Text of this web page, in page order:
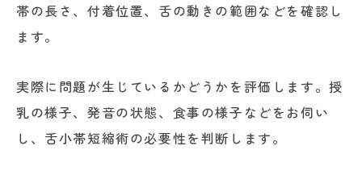
帯の長さ、付着位置、舌の動きの範囲などを確認し
ます。
実際に問題が生じているかどうかを評価します。授
乳の様子、発音の状態、食事の様子などをお伺い
し、舌小帯短縮術の必要性を判断します。